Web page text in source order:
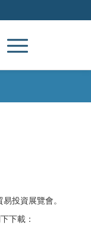
投資展覽會。
下載：